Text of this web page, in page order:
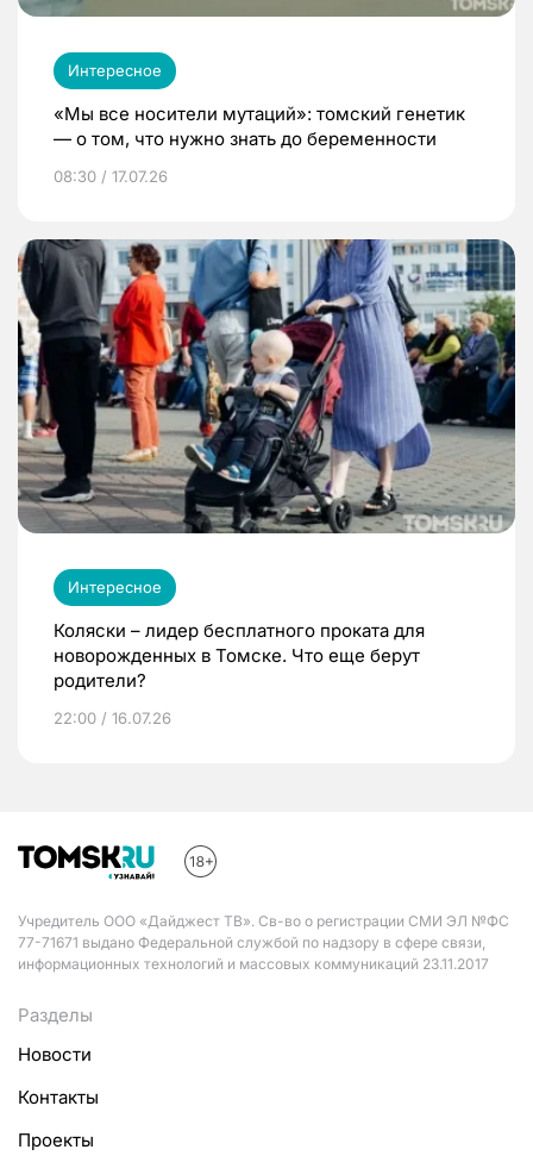
Интересное
«Мы все носители мутаций»: томский генетик
— о том, что нужно знать до беременности
08:30 / 17.07.26
Интересное
Коляски – лидер бесплатного проката для
новорожденных в Томске. Что еще берут
родители?
22:00 / 16.07.26
Учредитель ООО «Дайджест ТВ». Св-во о регистрации СМИ ЭЛ №ФС
77-71671 выдано Федеральной службой по надзору в сфере связи,
информационных технологий и массовых коммуникаций 23.11.2017
Разделы
Новости
Контакты
Проекты